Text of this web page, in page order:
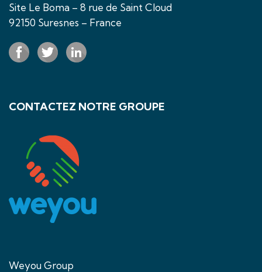
Site Le Boma – 8 rue de Saint Cloud
92150 Suresnes – France
CONTACTEZ NOTRE GROUPE
Weyou Group